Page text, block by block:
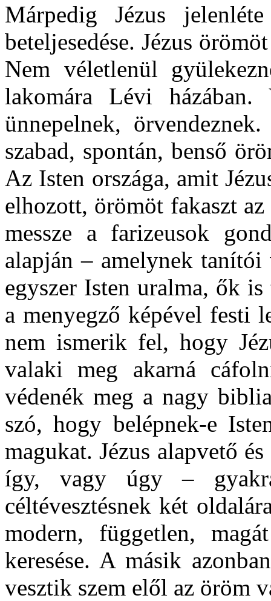
Márpedig Jézus
beteljesedése. Jézus
Nem véletlenül
lakomára Lévi
ünnepelnek,
szabad, spontán, benső
Az Isten országa, amit
elhozott, örömöt fakaszt
messze a farizeusok
alapján – amelynek
egyszer Isten uralma, ők
a menyegző képével festi
nem ismerik fel, hogy
valaki meg akarná
védenék meg a nagy
szó, hogy belépnek-e
magukat. Jézus alapvető
így, vagy úgy –
céltévesztésnek két
modern, független,
keresése. A másik
vesztik szem elől az öröm